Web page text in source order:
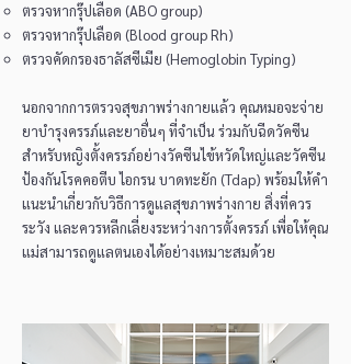
ตรวจหากรุ๊ปเลือด (ABO group) ​
ตรวจหากรุ๊ปเลือด (Blood group Rh)
ตรวจคัดกรองธาลัสซีเมีย (Hemoglobin Typing)
นอกจากการตรวจสุขภาพร่างกายแล้ว คุณหมอจะจ่าย
ยาบำรุงครรภ์และยาอื่นๆ ที่จำเป็น ร่วมกับฉีดวัคซีน
สำหรับหญิงตั้งครรภ์อย่างวัคซีนไข้หวัดใหญ่และวัคซีน
ป้องกันโรคคอตีบ ไอกรน บาดทะยัก (Tdap) พร้อมให้คำ
แนะนำเกี่ยวกับวิธีการดูแลสุขภาพร่างกาย สิ่งที่ควร
ระวัง และควรหลีกเลี่ยงระหว่างการตั้งครรภ์ เพื่อให้คุณ
แม่สามารถดูแลตนเองได้อย่างเหมาะสมด้วย